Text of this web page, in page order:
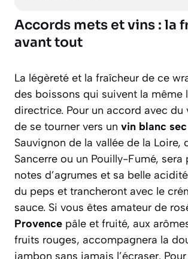
Accords mets et vins : la
avant tout
La légèreté et la fraîcheur de ce
des boissons qui suivent la même
directrice. Pour un accord avec du
de se tourner vers un vin blanc
Sauvignon de la vallée de la Loire,
Sancerre ou un Pouilly-Fumé, sera
notes d’agrumes et sa belle
du peps et trancheront avec le
sauce. Si vous êtes amateur de
Provence pâle et fruité, aux
fruits rouges, accompagnera la
jambon sans jamais l’écraser.